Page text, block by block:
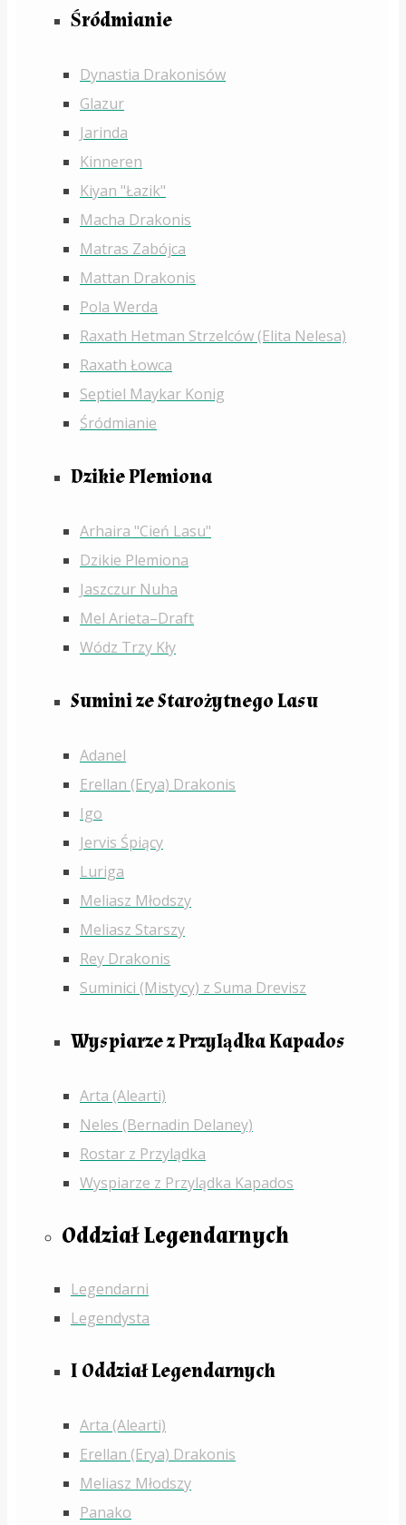
Śródmianie
Dynastia Drakonisów
Glazur
Jarinda
Kinneren
Kiyan "Łazik"
Macha Drakonis
Matras Zabójca
Mattan Drakonis
Pola Werda
Raxath Hetman Strzelców (Elita Nelesa)
Raxath Łowca
Septiel Maykar Konig
Śródmianie
Dzikie Plemiona
Arhaira "Cień Lasu"
Dzikie Plemiona
Jaszczur Nuha
Mel Arieta–Draft
Wódz Trzy Kły
Sumini ze Starożytnego Lasu
Adanel
Erellan (Erya) Drakonis
Igo
Jervis Śpiący
Luriga
Meliasz Młodszy
Meliasz Starszy
Rey Drakonis
Suminici (Mistycy) z Suma Drevisz
Wyspiarze z Przylądka Kapados
Arta (Alearti)
Neles (Bernadin Delaney)
Rostar z Przylądka
Wyspiarze z Przylądka Kapados
Oddział Legendarnych
Legendarni
Legendysta
I Oddział Legendarnych
Arta (Alearti)
Erellan (Erya) Drakonis
Meliasz Młodszy
Panako